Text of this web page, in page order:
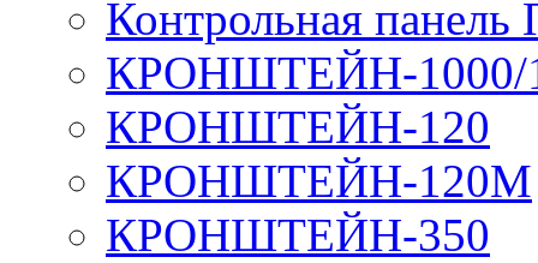
Контрольная
КРОНШТЕЙН-1000/
КРОНШТЕЙН-120
КРОНШТЕЙН-120М
КРОНШТЕЙН-350